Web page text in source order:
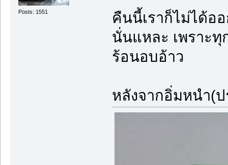
Posts: 1551
คืนนี้เราก็ไม่ได้อ
นั่นแหละ เพราะ
ร้อนอบอ้าว
หลังจากอิ่มหนำ(